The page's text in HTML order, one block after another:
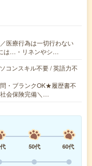
医療行為は一切行わない
は…・リネンやシ…
コンスキル不要 / 英語力不
・ブランクOK★履歴書不
会保険完備＼…
50代
60代